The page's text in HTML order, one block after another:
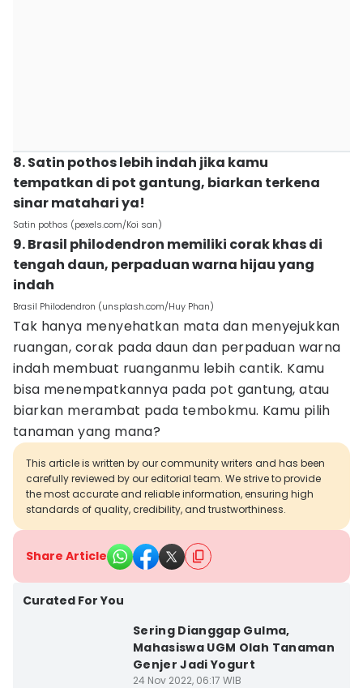
8. Satin pothos lebih indah jika kamu
tempatkan di pot gantung, biarkan terkena
sinar matahari ya!
Satin pothos (pexels.com/Koi san)
9. Brasil philodendron memiliki corak khas di
tengah daun, perpaduan warna hijau yang
indah
Brasil Philodendron (unsplash.com/Huy Phan)
Tak hanya menyehatkan mata dan menyejukkan
ruangan, corak pada daun dan perpaduan warna
indah membuat ruanganmu lebih cantik. Kamu
bisa menempatkannya pada pot gantung, atau
biarkan merambat pada tembokmu. Kamu pilih
tanaman yang mana?
This article is written by our community writers and has been
carefully reviewed by our editorial team. We strive to provide
the most accurate and reliable information, ensuring high
standards of quality, credibility, and trustworthiness.
Share Article
Curated For You
Sering Dianggap Gulma,
Mahasiswa UGM Olah Tanaman
Genjer Jadi Yogurt
24 Nov 2022, 06:17 WIB